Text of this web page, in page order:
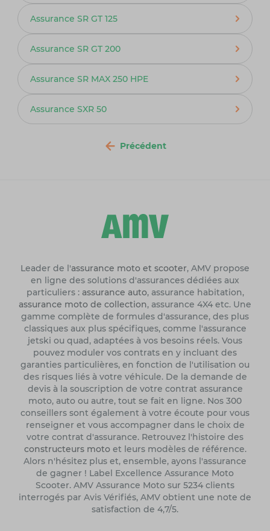
Assurance SR GT 125
Assurance SR GT 200
Assurance SR MAX 250 HPE
Assurance SXR 50
Précédent
Leader de l'assurance moto et scooter, AMV propose
en ligne des solutions d'assurances dédiées aux
particuliers : assurance auto, assurance habitation,
assurance moto de collection, assurance 4X4 etc. Une
gamme complète de formules d'assurance, des plus
classiques aux plus spécifiques, comme l'assurance
jetski ou quad, adaptées à vos besoins réels. Vous
pouvez moduler vos contrats en y incluant des
garanties particulières, en fonction de l'utilisation ou
des risques liés à votre véhicule. De la demande de
devis à la souscription de votre contrat assurance
moto, auto ou autre, tout se fait en ligne. Nos 300
conseillers sont également à votre écoute pour vous
renseigner et vous accompagner dans le choix de
votre contrat d'assurance. Retrouvez l'histoire des
constructeurs motoet leurs modèles de référence.
Alors n'hésitez plus et, ensemble, ayons l'assurance
de gagner ! Label Excellence Assurance Moto
Scooter. AMV Assurance Moto sur 5234 clients
interrogés par Avis Vérifiés, AMV obtient une note de
satisfaction de 4,7/5.